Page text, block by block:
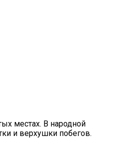
местах. В народной
и верхушки побегов.